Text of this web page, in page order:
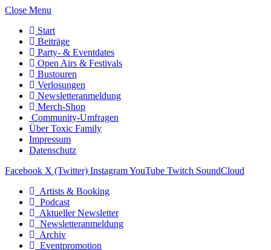
Close Menu
Start
Beiträge
Party- & Eventdates
Open Airs & Festivals
Bustouren
Verlosungen
Newsletteranmeldung
Merch-Shop
Community-Umfragen
Über Toxic Family
Impressum
Datenschutz
Facebook X (Twitter) InstagramYouTube Twitch SoundCloud
Artists & Booking
Podcast
Aktueller Newsletter
Newsletteranmeldung
Archiv
Eventpromotion